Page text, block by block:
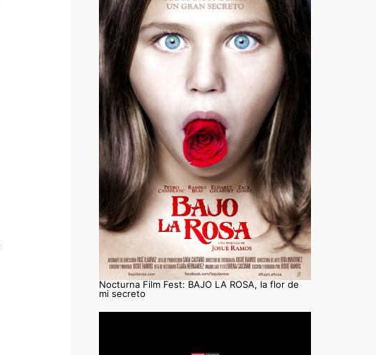
Nocturna Film Fest: BAJO LA ROSA, la flor de
mi secreto